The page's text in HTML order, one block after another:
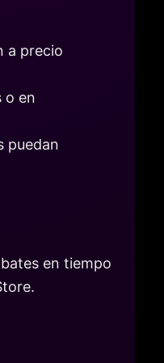
a precio
o en
puedan
en tiempo